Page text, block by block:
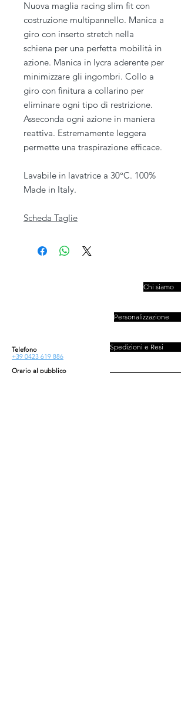
Nuova maglia racing slim fit con
costruzione multipannello. Manica a
giro con inserto stretch nella
schiena per una perfetta mobilità in
azione. Manica in lycra aderente per
minimizzare gli ingombri. Collo a
giro con finitura a collarino per
eliminare ogni tipo di restrizione.
Asseconda ogni azione in maniera
reattiva. Estremamente leggera
permette una traspirazione efficace.
Lavabile in lavatrice a 30°C. 100%
Made in Italy.
Scheda Taglie
Telefono
+39 0423 619 886
Orario al pubblico
Chi siamo
Personalizzazione
Spedizioni e Resi